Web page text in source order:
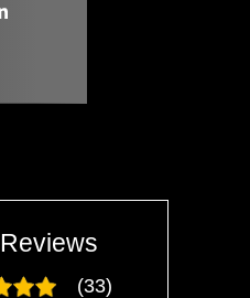
Reviews
(33)